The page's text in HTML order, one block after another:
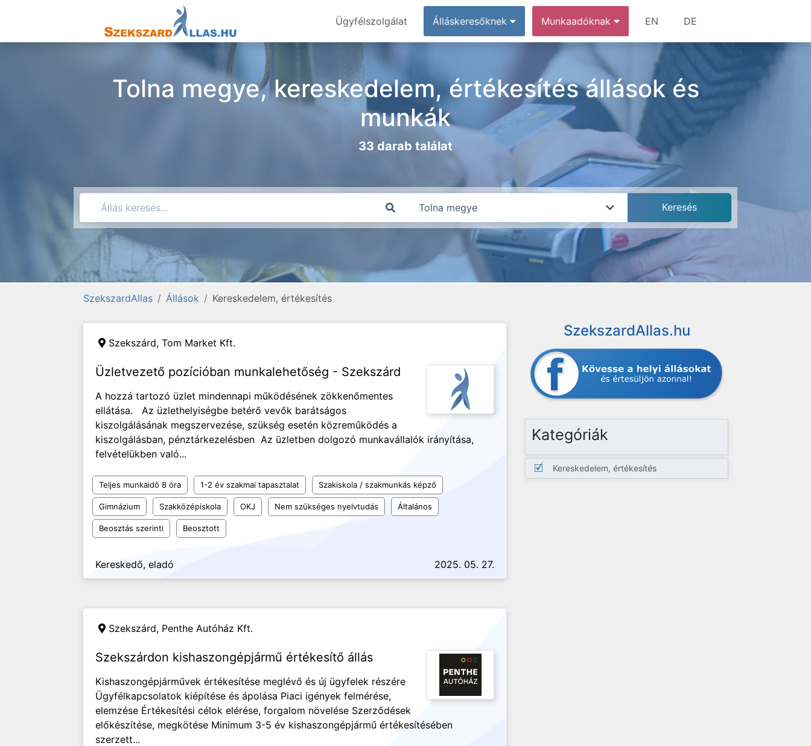
Ügyfélszolgálat Álláskeresőknek Munkaadóknak EN DE
Tolna megye, kereskedelem, értékesítés állások és
munkák
33 darab találat
SzekszardAllas Állások Kereskedelem, értékesítés
Szekszárd, Tom Market Kft.
Üzletvezető pozícióban munkalehetőség - Szekszárd
A hozzá tartozó üzlet mindennapi működésének zökkenőmentes
ellátása. Az üzlethelyiségbe betérő vevők barátságos
kiszolgálásának megszervezése, szükség esetén közreműködés a
kiszolgálásban, pénztárkezelésben Az üzletben dolgozó munkavállalók irányítása,
felvételükben való...
Teljes munkaidő 8 óra 1-2 év szakmai tapasztalat Szakiskola / szakmunkás képző
Gimnázium Szakközépiskola OKJ Nem szükséges nyelvtudás Általános
Beosztás szerinti Beosztott
Kereskedő, eladó 2025. 05. 27.
Szekszárd, Penthe Autóház Kft.
Szekszárdon kishaszongépjármű értékesítő állás
Kishaszongépjárművek értékesítése meglévő és új ügyfelek részére
Ügyfélkapcsolatok kiépítése és ápolása Piaci igények felmérése,
elemzése Értékesítési célok elérése, forgalom növelése Szerződések
előkészítése, megkötése Minimum 3-5 év kishaszongépjármű értékesítésében
szerzett...
SzekszardAllas.hu
Kategóriák
Kereskedelem, értékesítés